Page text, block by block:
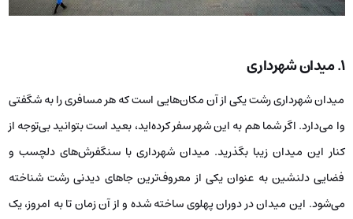
۱. میدان شهرداری
میدان شهرداری رشت یکی از آن مکان‌هایی است که هر مسافری را به شگفتی
وا می‌دارد. اگر شما هم به این شهر سفر کرده‌اید، بعید است بتوانید بی‌توجه از
کنار این میدان زیبا بگذرید. میدان شهرداری با سنگفرش‌های دلچسب و
فضایی دلنشین به عنوان یکی از معروف‌ترین جاهای دیدنی رشت شناخته
می‌شود. این میدان در دوران پهلوی ساخته شده و از آن زمان تا به امروز، یک